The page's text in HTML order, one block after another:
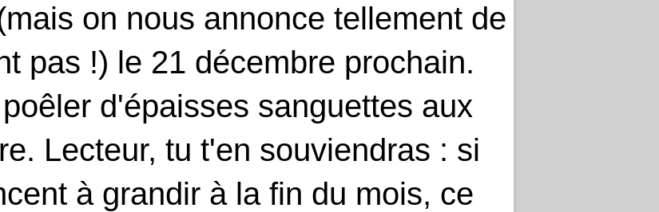
on nous annonce tellement de
pas !) le 21 décembre prochain.
d'épaisses sanguettes aux
Lecteur, tu t'en souviendras : si
à grandir à la fin du mois, ce